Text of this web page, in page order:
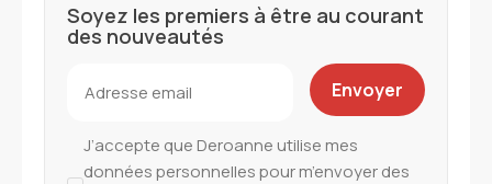
Soyez les premiers à être au courant
des nouveautés
J’accepte que Deroanne utilise mes
données personnelles pour m’envoyer des